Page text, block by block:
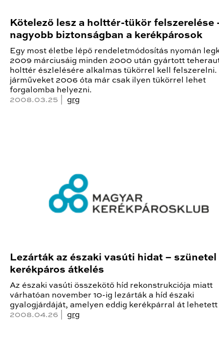
Kötelező lesz a holttér-tükör felszerelése
nagyobb biztonságban a kerékpárosok
Egy most életbe lépő rendeletmódosítás nyomán
2009 márciusáig minden 2000 után gyártott
holttér észlelésére alkalmas tükörrel kell felszerelni.
járműveket 2006 óta már csak ilyen tükörrel lehet
forgalomba helyezni.
2008.03.25 | grg
Lezárták az északi vasúti hidat – szünetel
kerékpáros átkelés
Az északi vasúti összekötő híd rekonstrukciója miatt
várhatóan november 10-ig lezárták a híd északi
gyalogjárdáját, amelyen eddig kerékpárral át lehetett
2008.04.26 | grg